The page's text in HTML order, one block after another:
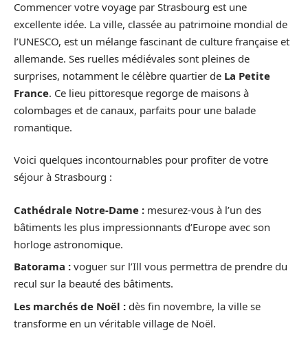
Commencer votre voyage par Strasbourg est une
excellente idée. La ville, classée au patrimoine mondial de
l’UNESCO, est un mélange fascinant de culture française et
allemande. Ses ruelles médiévales sont pleines de
surprises, notamment le célèbre quartier de La Petite
France. Ce lieu pittoresque regorge de maisons à
colombages et de canaux, parfaits pour une balade
romantique.
Voici quelques incontournables pour profiter de votre
séjour à Strasbourg :
Cathédrale Notre-Dame : mesurez-vous à l’un des
bâtiments les plus impressionnants d’Europe avec son
horloge astronomique.
Batorama : voguer sur l’Ill vous permettra de prendre du
recul sur la beauté des bâtiments.
Les marchés de Noël : dès fin novembre, la ville se
transforme en un véritable village de Noël.